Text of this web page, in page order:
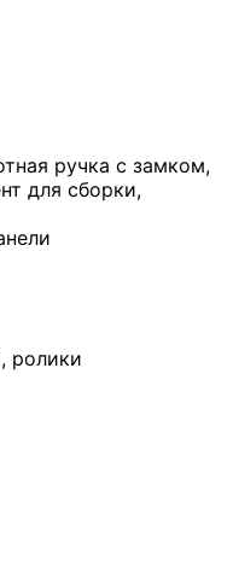
ручка с замком,
для сборки,
ролики